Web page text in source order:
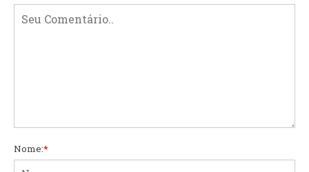
Nome:*